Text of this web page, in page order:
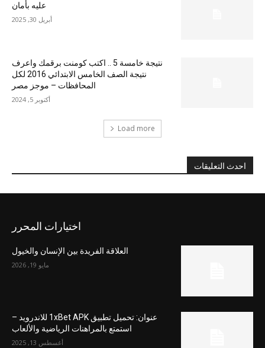
عليه بأمان
أبريل 30, 2025
نتيجة خامسة 5 .. اكتب كومنت برقمك واعرف
نتيجة الصف الخامس الابتدائي 2016 لكل
المحافظات – موجز مصر
أكتوبر 5, 2024
Load more
احدث التعليقات
اختيارات المحرر
العلاقة الفريدة بين الإنسان والخيول
مايو 19, 2026
عنوان: تحميل تطبيق 1xBet APK للاندرويد –
استمتع بالمراهنات الرياضية والألعاب
أغسطس 13, 2025